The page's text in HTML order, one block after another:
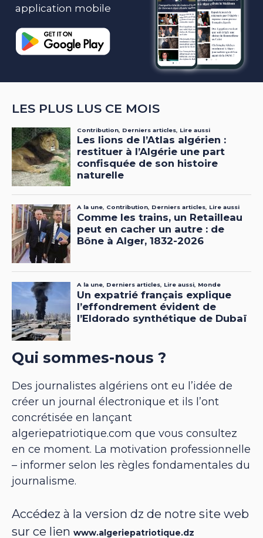
application mobile
LES PLUS LUS CE MOIS
Qui sommes-nous ?
Des journalistes algériens ont eu l’idée de
créer un journal électronique et ils l’ont
concrétisée en lançant
algeriepatriotique.com que vous consultez
en ce moment. La motivation professionnelle
– informer selon les règles fondamentales du
journalisme.
Accédez à la version dz de notre site web
sur ce lien www.algeriepatriotique.dz